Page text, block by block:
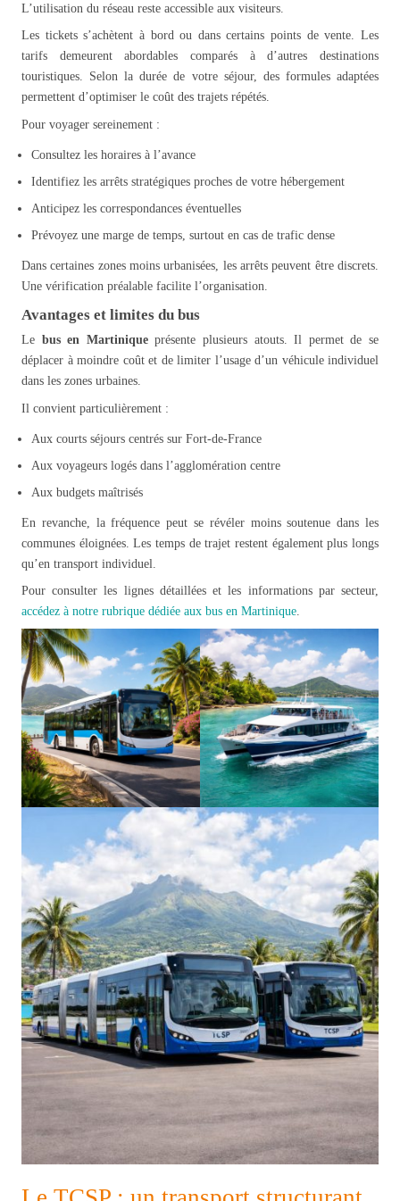
L’utilisation du réseau reste accessible aux visiteurs.
Les tickets s’achètent à bord ou dans certains points de vente. Les
tarifs demeurent abordables comparés à d’autres destinations
touristiques. Selon la durée de votre séjour, des formules adaptées
permettent d’optimiser le coût des trajets répétés.
Pour voyager sereinement :
Consultez les horaires à l’avance
Identifiez les arrêts stratégiques proches de votre hébergement
Anticipez les correspondances éventuelles
Prévoyez une marge de temps, surtout en cas de trafic dense
Dans certaines zones moins urbanisées, les arrêts peuvent être discrets.
Une vérification préalable facilite l’organisation.
Avantages et limites du bus
Le bus en Martiniqueprésente plusieurs atouts. Il permet de se
déplacer à moindre coût et de limiter l’usage d’un véhicule individuel
dans les zones urbaines.
Il convient particulièrement :
Aux courts séjours centrés sur Fort-de-France
Aux voyageurs logés dans l’agglomération centre
Aux budgets maîtrisés
En revanche, la fréquence peut se révéler moins soutenue dans les
communes éloignées. Les temps de trajet restent également plus longs
qu’en transport individuel.
Pour consulter les lignes détaillées et les informations par secteur,
accédez à notre rubrique dédiée aux bus en Martinique.